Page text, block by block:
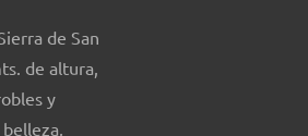
de San
de altura,
y